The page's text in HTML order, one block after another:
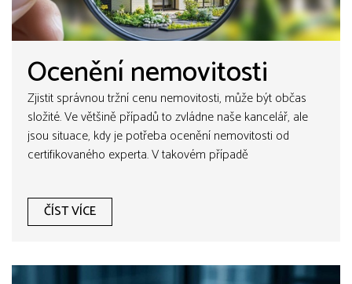
Ocenění nemovitosti
Zjistit správnou tržní cenu nemovitosti, může být občas
složité. Ve většině případů to zvládne naše kancelář, ale
jsou situace, kdy je potřeba ocenění nemovitosti od
certifikovaného experta. V takovém případě
seznamu znalců vedeném Ministerstvem spravedlnosti
pro obor ekonomika, odvětví oceňování nemovitostí.
ČÍST VÍCE